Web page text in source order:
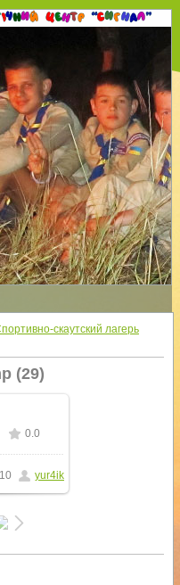
скаутский лагерь
(29)
0.0
yur4ik